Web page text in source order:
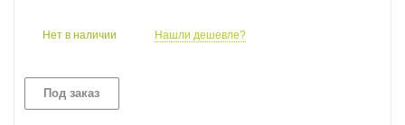
Нет в наличии Нашли дешевле?
Под заказ